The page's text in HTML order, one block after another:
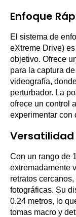
Enfoque
El sistema de
eXtreme Drive)
objetivo. Ofrece
para la captura
videografía,
perturbador. La
ofrece un control
experimentar con
Versatilidad
Con un rango de
extremadamente
retratos
fotográficas. Su
0.24 metros, lo
tomas macro y